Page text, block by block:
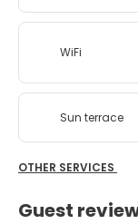
WiFi
Sun terrace
OTHER SERVICES
Guest